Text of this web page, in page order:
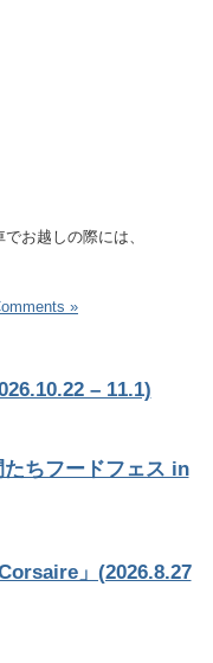
お越しの際には、
»
– 11.1)
ちフードフェス in
」(2026.8.27